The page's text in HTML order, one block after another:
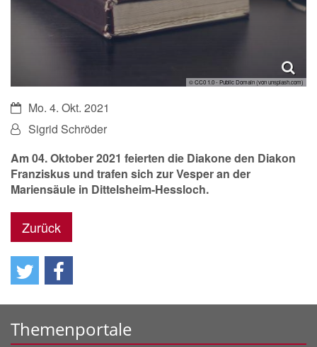
© CC0 1.0 - Public Domain (von unsplash.com)
Datum:Mo. 4. Okt. 2021
Von:Sigrid Schröder
Am 04. Oktober 2021 feierten die Diakone den Diakon
Franziskus und trafen sich zur Vesper an der
Mariensäule in Dittelsheim-Hessloch.
Zurück
Themenportale